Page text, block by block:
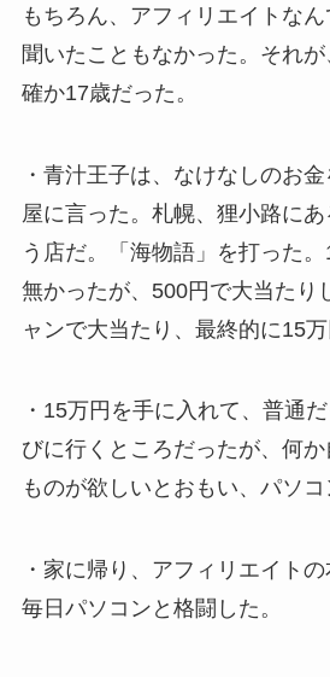
もちろん、アフィリエイトな
聞いたこともなかった。それが
確か17歳だった。
・青汁王子は、なけなしのお
屋に言った。札幌、狸小路に
う店だ。「海物語」を打った
無かったが、500円で大当たり
ャンで大当たり、最終的に15万
・15万円を手に入れて、普通
びに行くところだったが、何
ものが欲しいとおもい、パソコ
・家に帰り、アフィリエイト
毎日パソコンと格闘した。